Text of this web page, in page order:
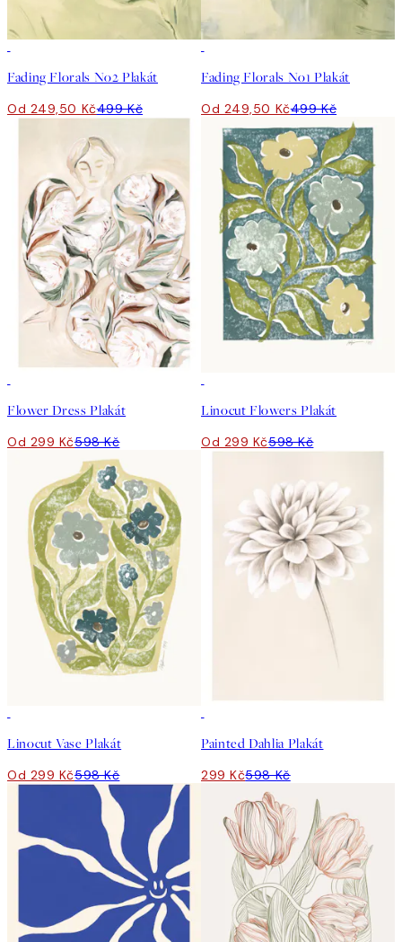
Fading Florals No2 Plakát
Od 249,50 Kč499 Kč
Fading Florals No1 Plakát
Od 249,50 Kč499 Kč
Flower Dress Plakát
Od 299 Kč598 Kč
Linocut Flowers Plakát
Od 299 Kč598 Kč
Linocut Vase Plakát
Od 299 Kč598 Kč
Painted Dahlia Plakát
299 Kč598 Kč